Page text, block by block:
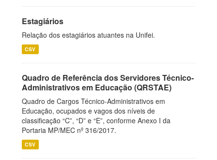
Estagiários
Relação dos estagiários atuantes na Unifei.
CSV
Quadro de Referência dos Servidores Técnico-
Administrativos em Educação (QRSTAE)
Quadro de Cargos Técnico-Administrativos em
Educação, ocupados e vagos dos níveis de
classificação “C”, “D” e “E”, conforme Anexo I da
Portaria MP/MEC nº 316/2017.
CSV